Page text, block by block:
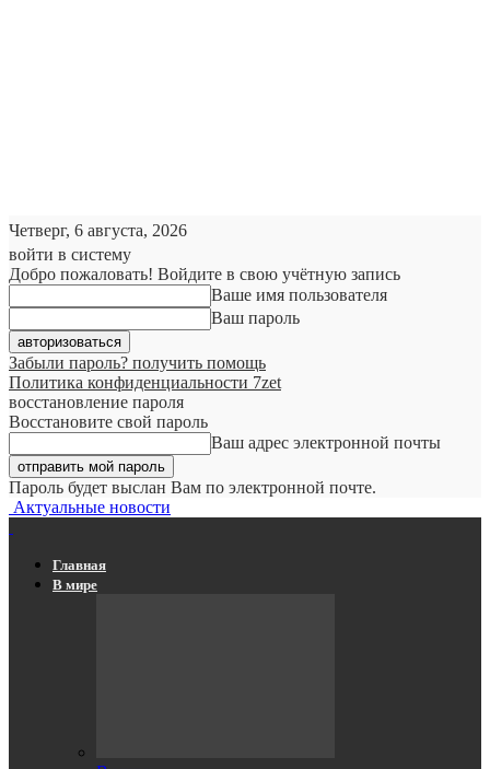
Четверг, 6 августа, 2026
войти в систему
Добро пожаловать! Войдите в свою учётную запись
Ваше имя пользователя
Ваш пароль
Забыли пароль? получить помощь
Политика конфиденциальности 7zet
восстановление пароля
Восстановите свой пароль
Ваш адрес электронной почты
Пароль будет выслан Вам по электронной почте.
Актуальные новости
Главная
В мире